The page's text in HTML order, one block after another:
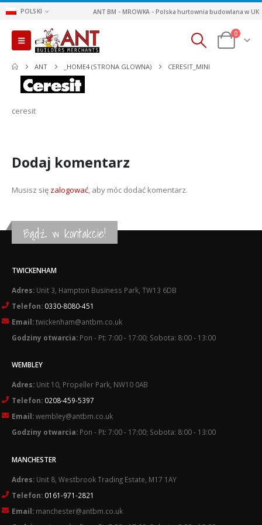
POLSKI ANT BM - MROWKA - Polska hurtownia budowlana w UK
0
ANT _HOME4 (STRONA GLOWNA) CERESIT_MINI
ceresit
Dodaj komentarz
Musisz się zalogować, aby móc dodać komentarz.
Bądź w kontakcie!
TWICKENHAM
Adres: Unit 3, Hampton Business Park, TW13 6DB
Telefon: 0330-8080-451
Email:twickenham@antbm.co.uk
Godziny otwarcia: Pon - Pt: 7:00 - 17:00; Sobota: 8:00 - 13:00
WEMBLEY
Adres: Unit 10, Propeller Park, NW10 0AB
Telefon: 0208-459-5397
Email:wembley@antbm.co.uk
Godziny otwarcia: Pon - Pt: 7:00 - 17:00; Sobota: 8:00 - 13:00
MANCHESTER
Adres: Unit 8, Westbrook Trading Estate, M17 1AY
Telefon: 0161-971-2821
Email: manchester@antbm.co.uk